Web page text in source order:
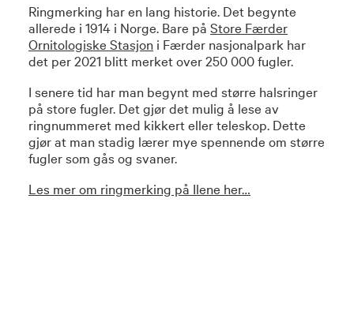
Ringmerking har en lang historie. Det begynte
allerede i 1914 i Norge. Bare på Store Færder
Ornitologiske Stasjon i Færder nasjonalpark har
det per 2021 blitt merket over 250 000 fugler.
I senere tid har man begynt med større halsringer
på store fugler. Det gjør det mulig å lese av
ringnummeret med kikkert eller teleskop. Dette
gjør at man stadig lærer mye spennende om større
fugler som gås og svaner.
Les mer om ringmerking på Ilene her…